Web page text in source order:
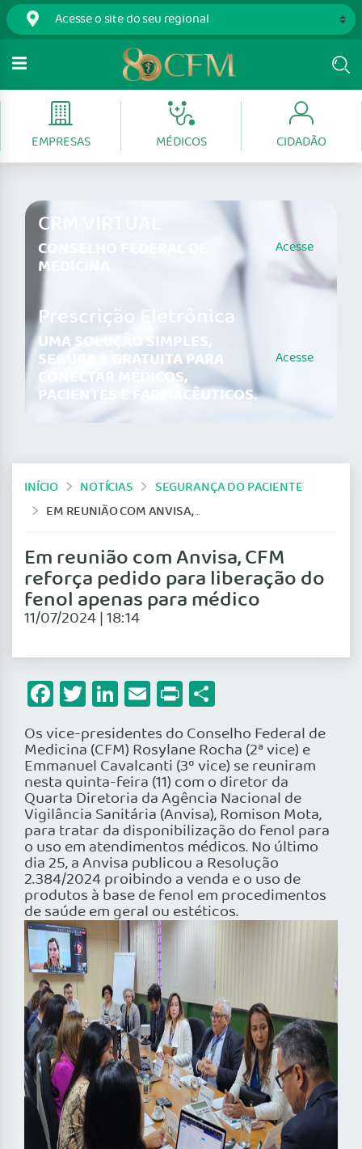
EMPRESAS MÉDICOS CIDADÃO
CRM VIRTUAL
CONSELHO FEDERAL DE
MEDICINA
Acesse
Prescrição Eletrônica
UMA SOLUÇÃO SIMPLES,
SEGURA E GRATUITA PARA
CONECTAR MÉDICOS,
PACIENTES E FARMACÊUTICOS.
Acesse
INÍCIO NOTÍCIAS
SEGURANÇA DO PACIENTE
EM REUNIÃO COM ANVISA, CFM REFORÇA PEDIDO PARA LIBERAÇÃO DO FENOL APENAS PARA MÉDICO
Em reunião com Anvisa, CFM
reforça pedido para liberação do
fenol apenas para médico
11/07/2024 | 18:14
Facebook
Twitter
LinkedIn
Email
Print
Os vice-presidentes do Conselho Federal de
Medicina (CFM) Rosylane Rocha (2ª vice) e
Emmanuel Cavalcanti (3º vice) se reuniram
nesta quinta-feira (11) com o diretor da
Quarta Diretoria da Agência Nacional de
Vigilância Sanitária (Anvisa), Romison Mota,
para tratar da disponibilização do fenol para
o uso em atendimentos médicos. No último
dia 25, a Anvisa publicou a Resolução
2.384/2024 proibindo a venda e o uso de
produtos à base de fenol em procedimentos
de saúde em geral ou estéticos.